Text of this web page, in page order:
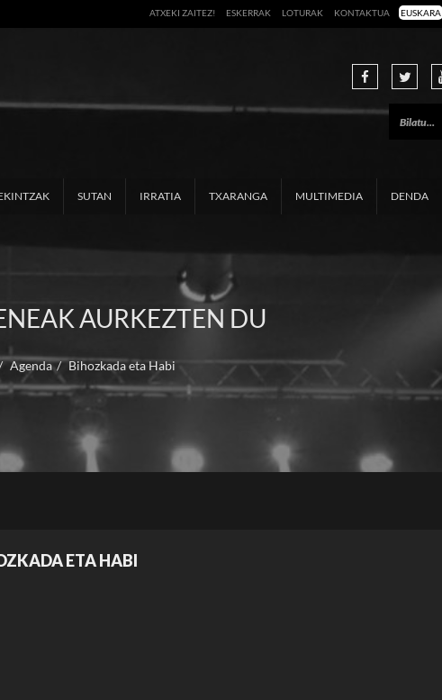
EUSKARA
ATXEKI ZAITEZ! ESKERRAK LOTURAK KONTAKTUA
SUTAN IRRATIA TXARANGA MULTIMEDIA DENDA
AURKEZTEN DU
Agenda Bihozkada eta Habi
ETA HABI